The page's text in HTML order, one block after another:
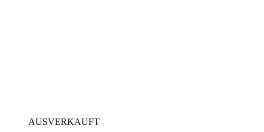
AUSVERKAUFT